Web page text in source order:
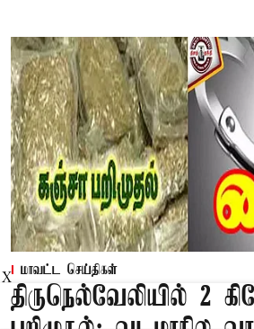
மாவட்ட செய்திகள்
திருநெல்வேலியில் 2
X